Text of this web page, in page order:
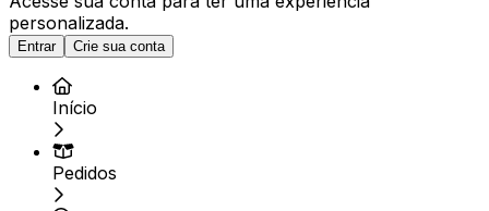
personalizada.
Entrar Crie sua conta
Início
Pedidos